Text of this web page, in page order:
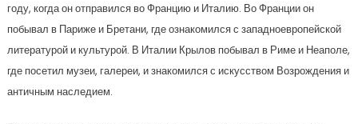
году, когда он отправился во Францию и Италию. Во Франции он
побывал в Париже и Бретани, где ознакомился с западноевропейской
литературой и культурой. В Италии Крылов побывал в Риме и Неаполе,
где посетил музеи, галереи, и знакомился с искусством Возрождения и
античным наследием.